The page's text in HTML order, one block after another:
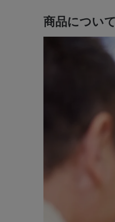
商品につい